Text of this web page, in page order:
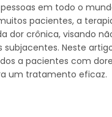
em todo o
pacientes, a
crônica, visando
Neste
a pacientes com
um tratamento eficaz.